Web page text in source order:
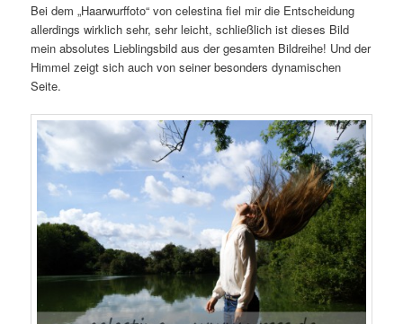
Bei dem „Haarwurffoto“ von celestina fiel mir die Entscheidung
allerdings wirklich sehr, sehr leicht, schließlich ist dieses Bild
mein absolutes Lieblingsbild aus der gesamten Bildreihe! Und der
Himmel zeigt sich auch von seiner besonders dynamischen
Seite.